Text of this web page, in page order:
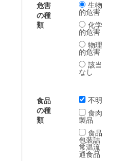
危害
の種
類
生物
的危害
化学
的危害
物理
的危害
該当
なし
食品
の種
類
不明
食肉
製品
食品
包装詰
常温流
通食品